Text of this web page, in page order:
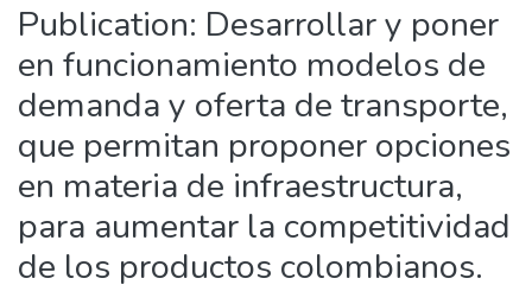
Publication: Desarrollar y poner
en funcionamiento modelos de
demanda y oferta de transporte,
que permitan proponer opciones
en materia de infraestructura,
para aumentar la competitividad
de los productos colombianos.